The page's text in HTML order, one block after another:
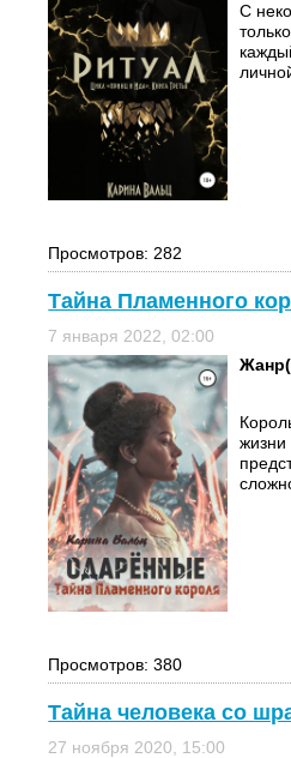
С
Просмотров: 282
Тайна Пламенного
7 января 2022, 02:00
жизни
Просмотров: 380
Тайна человека со
27 ноября 2020, 15:00